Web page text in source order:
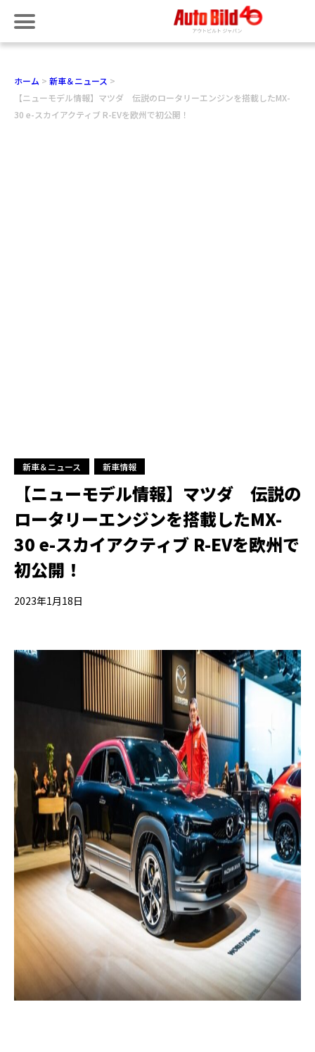
ホーム
新車＆ニュース
【ニューモデル情報】マツダ 伝説のロータリーエンジンを搭載したMX-
30 e-スカイアクティブ R-EVを欧州で初公開！
新車＆ニュース 新車情報
【ニューモデル情報】マツダ 伝説の
ロータリーエンジンを搭載したMX-
30 e-スカイアクティブ R-EVを欧州で
初公開！
2023年1月18日